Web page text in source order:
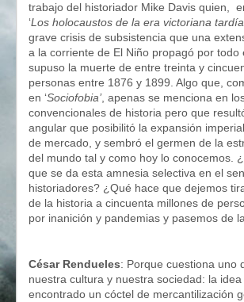
trabajo del historiador Mike Davis quien,
‘Los holocaustos de la era victoriana tardía
grave crisis de subsistencia que una
a la corriente de El Niño propagó por todo
supuso la muerte de entre treinta y
personas entre 1876 y 1899. Algo que,
en ‘Sociofobia’, apenas se menciona en
convencionales de historia pero que
angular que posibilitó la expansión
de mercado, y sembró el germen de la
del mundo tal y como hoy lo conocemos.
que se da esta amnesia selectiva en el
historiadores? ¿Qué hace que dejemos
de la historia a cincuenta millones de
por inanición y pandemias y pasemos de
César Rendueles: Porque cuestiona uno
nuestra cultura y nuestra sociedad: la
encontrado un cóctel de mercantilización